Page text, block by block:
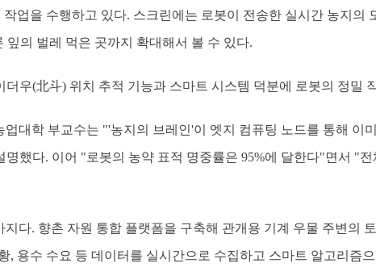
업을 수행하고 있다. 스크린에는 로봇이 전송한 실시간 농지의
잎의 벌레 먹은 곳까지 확대해서 볼 수 있다.
더우(北斗) 위치 추적 기능과 스마트 시스템 덕분에 로봇의 정밀
업대학 부교수는 "'농지의 브레인'이 엣지 컴퓨팅 노드를 통해 이
명했다. 이어 "로봇의 농약 표적 명중률은 95%에 달한다"면서 "
지다. 향촌 자원 통합 플랫폼을 구축해 관개용 기계 우물 주변의
, 용수 수요 등 데이터를 실시간으로 수집하고 스마트 알고리즘